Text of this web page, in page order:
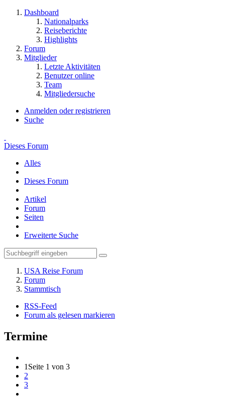
Dashboard
Nationalparks
Reiseberichte
Highlights
Forum
Mitglieder
Letzte Aktivitäten
Benutzer online
Team
Mitgliedersuche
Anmelden oder registrieren
Suche
Dieses Forum
Alles
Dieses Forum
Artikel
Forum
Seiten
Erweiterte Suche
USA Reise Forum
Forum
Stammtisch
RSS-Feed
Forum als gelesen markieren
Termine
1 Seite 1 von 3
2
3